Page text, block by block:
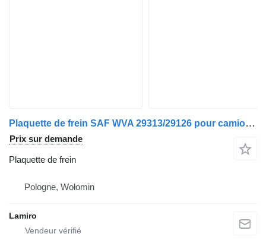
Plaquette de frein SAF WVA 29313/29126 pour camion DAF LF55
Prix sur demande
Plaquette de frein
Pologne, Wołomin
Lamiro